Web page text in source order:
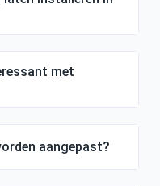
met
aangepast?